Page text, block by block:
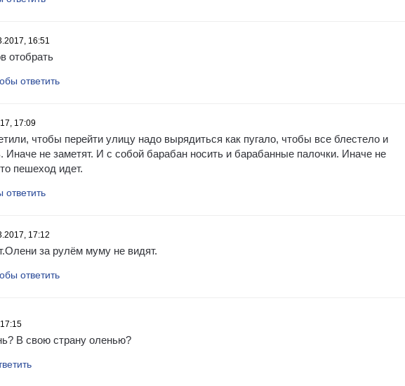
16:51
отобрать
ответить
17:09
чтобы перейти улицу надо вырядиться как пугало, чтобы все блестело и
Иначе не заметят. И с собой барабан носить и барабанные палочки. Иначе не
пешеход идет.
ответить
17:12
за рулём муму не видят.
ответить
В свою страну оленью?